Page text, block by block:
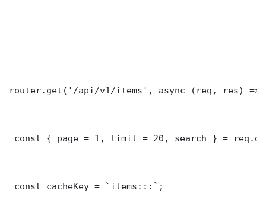
router.get('/api/v1/items', async (req, res) =>
const { page = 1, limit = 20, search } =
const cacheKey = `items:::`;